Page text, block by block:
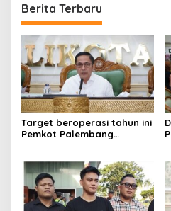
Berita Terbaru
Target beroperasi tahun ini
Pemkot Palembang